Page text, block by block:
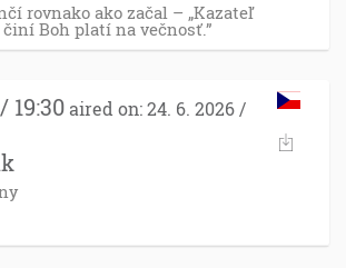
rovnako ako začal – „Kazateľ
činí Boh platí na večnosť.”
19:30 aired on: 24. 6. 2026 /